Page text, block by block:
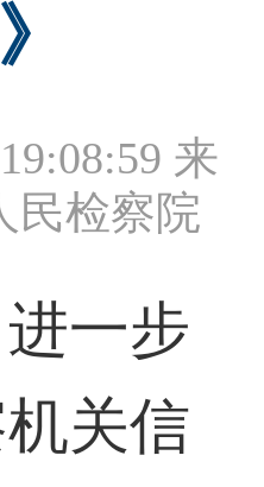
来
民检察院
一步
关信